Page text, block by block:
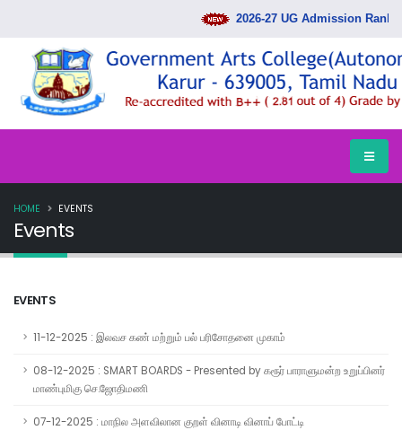
2026-27 UG Admission Rank List
Events
HOME EVENTS
EVENTS
11-12-2025 : இலவச கண் மற்றும் பல் பரிசோதனை முகாம்
08-12-2025 : SMART BOARDS - Presented by கரூர் பாராளுமன்ற உறுப்பினர்
மாண்புமிகு செ.ஜோதிமணி
07-12-2025 : மாநில அளவிலான குறள் வினாடி வினாப் போட்டி